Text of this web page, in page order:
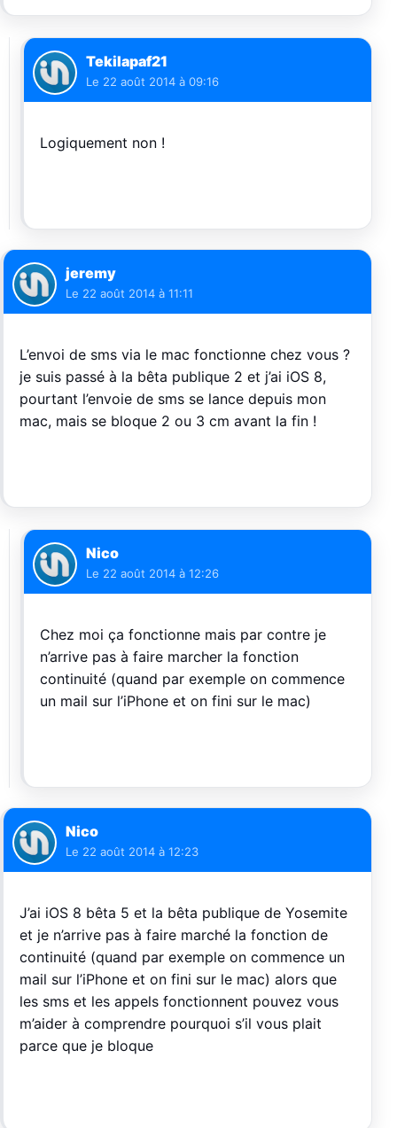
Tekilapaf21
Le 22 août 2014 à 09:16
Logiquement non !
jeremy
Le 22 août 2014 à 11:11
L’envoi de sms via le mac fonctionne chez vous ?
je suis passé à la bêta publique 2 et j’ai iOS 8,
pourtant l’envoie de sms se lance depuis mon
mac, mais se bloque 2 ou 3 cm avant la fin !
Nico
Le 22 août 2014 à 12:26
Chez moi ça fonctionne mais par contre je
n’arrive pas à faire marcher la fonction
continuité (quand par exemple on commence
un mail sur l’iPhone et on fini sur le mac)
Nico
Le 22 août 2014 à 12:23
J’ai iOS 8 bêta 5 et la bêta publique de Yosemite
et je n’arrive pas à faire marché la fonction de
continuité (quand par exemple on commence un
mail sur l’iPhone et on fini sur le mac) alors que
les sms et les appels fonctionnent pouvez vous
m’aider à comprendre pourquoi s’il vous plait
parce que je bloque